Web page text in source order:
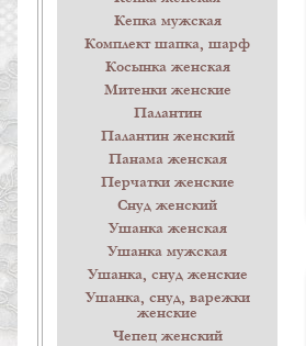
Кепка мужская
Комплект шапка, шарф
Косынка женская
Митенки женские
Палантин
Палантин женский
Панама женская
Перчатки женские
Снуд женский
Ушанка женская
Ушанка мужская
Ушанка, снуд женские
Ушанка, снуд, варежки
женские
Чепец женский